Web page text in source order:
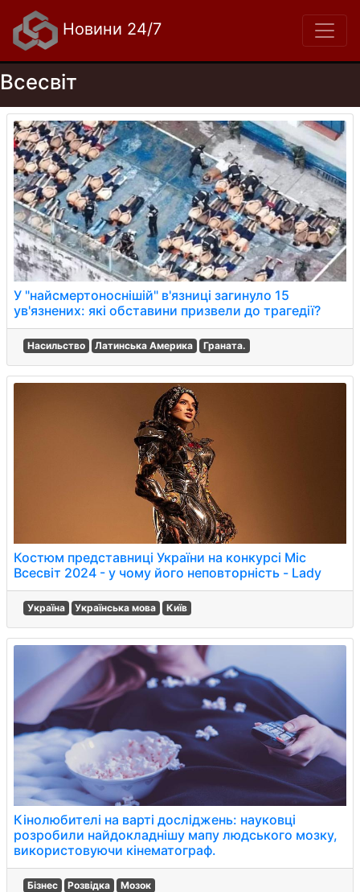
Новини 24/7
Всесвіт
У "найсмертоноснішій" в'язниці загинуло 15
ув'язнених: які обставини призвели до трагедії?
Насильство Латинська Америка Граната.
Костюм представниці України на конкурсі Міс
Всесвіт 2024 - у чому його неповторність - Lady
Україна Українська мова Київ
Кінолюбителі на варті досліджень: науковці
розробили найдокладнішу мапу людського мозку,
використовуючи кінематограф.
Бізнес Розвідка Мозок